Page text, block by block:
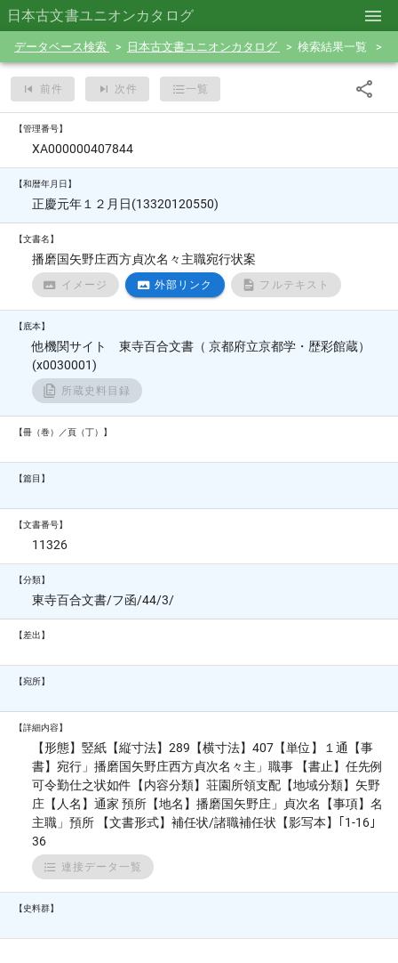
日本古文書ユニオンカタログ
データベース検索 日本古文書ユニオンカタログ 検索結果一覧
前件 次件 一覧
【管理番号】
XA000000407844
【和暦年月日】
正慶元年１２月日(13320120550)
【文書名】
播磨国矢野庄西方貞次名々主職宛行状案
イメージ 外部リンク フルテキスト
【底本】
他機関サイト 東寺百合文書（ 京都府立京都学・歴彩館蔵）
(x0030001)
所蔵史料目録
【冊（巻）／頁（丁）】
【篇目】
【文書番号】
11326
【分類】
東寺百合文書/フ函/44/3/
【差出】
【宛所】
【詳細内容】
【形態】竪紙【縦寸法】289【横寸法】407【単位】１通【事
書】宛行」播磨国矢野庄西方貞次名々主」職事 【書止】任先例
可令勤仕之状如件【内容分類】荘園所領支配【地域分類】矢野
庄【人名】通家 預所【地名】播磨国矢野庄」貞次名【事項】名
主職」預所 【文書形式】補任状/諸職補任状【影写本】｢1-16｣
36
連接データ一覧
【史料群】